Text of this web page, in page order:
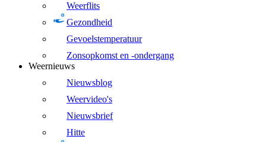
Weerflits
Gezondheid
Gevoelstemperatuur
Zonsopkomst en -ondergang
Weernieuws
Nieuwsblog
Weervideo's
Nieuwsbrief
Hitte